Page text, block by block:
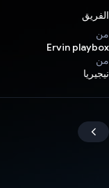
الفريق
من
Ervin playbox
من
نيجيريا